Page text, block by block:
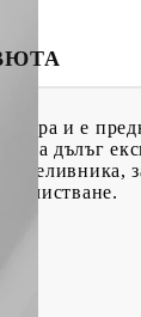
и е
дълъг
почистване.